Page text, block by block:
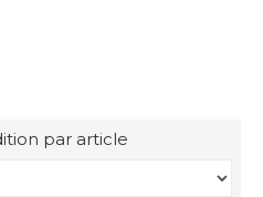
par article